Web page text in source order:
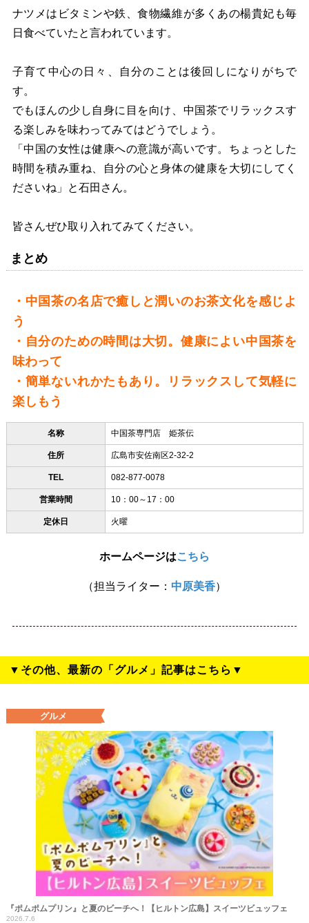
ナツメはビタミンや鉄、食物繊維が多くあの楊貴妃も毎
日食べていたと言われています。
子育て中心の日々、自分のことは後回しになりがちで
す。
でもほんの少し自身に目を向け、中国茶でリラックスす
る楽しみを味わってみてはどうでしょう。
「中国の女性は健康への意識が高いです。ちょっとした
時間を積み重ね、自分の心と身体の健康を大切にしてく
ださいね」と石田さん。
皆さんぜひ取り入れてみてください。
まとめ
・中国茶の名店で癒しと潤いのお茶文化を感じよ
う
・自分のための時間は大切。健康によい中国茶を
味わって
・簡単ないれかたもあり。リラックスして気軽に
楽しもう
名称 中国茶専門店 姫茶伝
住所 広島市安佐南区2-32-2
TEL 082-877-0078
営業時間 10：00～17：00
定休日 火曜
ホームページはこちら
（担当ライター： 中原美香）
▼その他、最新の「グルメ」記事はこちら▼
グルメ
『ポムポムプリン』と夏のビーチへ！【ヒルトン広島】スイーツビュッフェ
2026.7.6